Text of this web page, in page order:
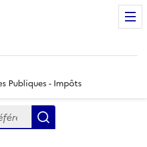
Publiques - Impôts
mots clés, partie du